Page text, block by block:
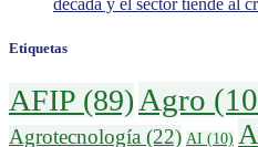
década y el sector tiende al
Etiquetas
AFIP (89) Agro
Agrotecnología (22) AI (10)